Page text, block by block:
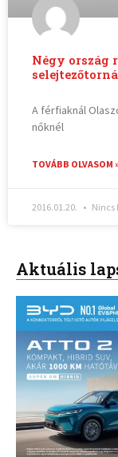
Négy ország
A férfiaknál
nőknél
TOVÁBB OLVASOM
2016.01.20. Nincs
Aktuális